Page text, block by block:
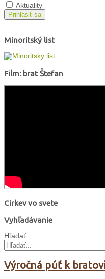
Aktuality
Prihlásiť sa
Minoritský list
Film: brat Štefan
Cirkev vo svete
Vyhľadávanie
Hľadať...
Výročná púť k